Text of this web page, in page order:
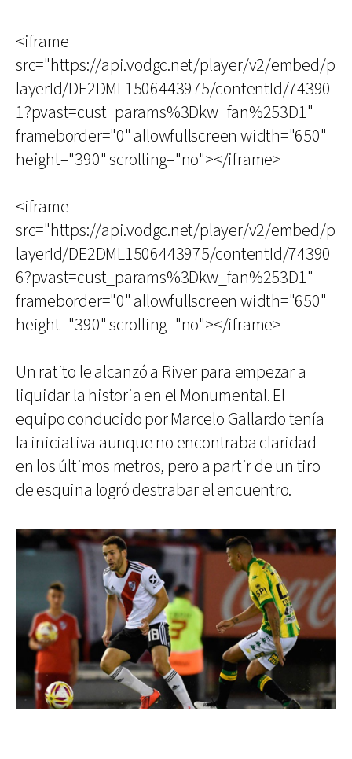
<iframe
src="https://api.vodgc.net/player/v2/embed/p
layerId/DE2DML1506443975/contentId/74390
1?pvast=cust_params%3Dkw_fan%253D1"
frameborder="0" allowfullscreen width="650"
height="390" scrolling="no"></iframe>
<iframe
src="https://api.vodgc.net/player/v2/embed/p
layerId/DE2DML1506443975/contentId/74390
6?pvast=cust_params%3Dkw_fan%253D1"
frameborder="0" allowfullscreen width="650"
height="390" scrolling="no"></iframe>
Un ratito le alcanzó a River para empezar a
liquidar la historia en el Monumental. El
equipo conducido por Marcelo Gallardo tenía
la iniciativa aunque no encontraba claridad
en los últimos metros, pero a partir de un tiro
de esquina logró destrabar el encuentro.